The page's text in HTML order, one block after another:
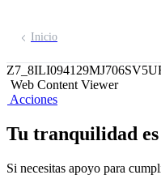
Inicio
Web Content Viewer
Acciones
Tu tranquilidad
Si necesitas apoyo para